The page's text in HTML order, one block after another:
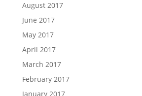
August 2017
June 2017
May 2017
April 2017
March 2017
February 2017
January 2017